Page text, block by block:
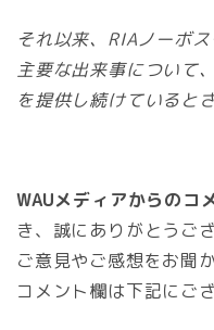
それ以来、RIAノーボ
主要な出来事について
を提供し続けていると
WAUメディアからのコ
き、誠にありがとうご
ご意見やご感想をお聞
コメント欄は下記にご